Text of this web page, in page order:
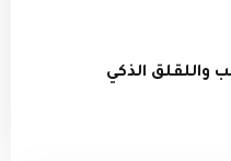
واللقلق الذكي